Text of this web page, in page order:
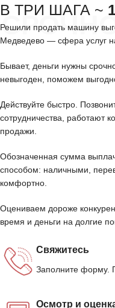
В ТРИ ШАГА ~
Решили продать машину
Медведево — сфера услуг
Бывает, деньги нужны
невыгоден, поможем
Действуйте быстро.
сотрудничества, работают
продажи.
Обозначенная сумма
способом: наличными,
комфортно.
Оцениваем дороже
время и деньги на долгие
Свяжитесь
Заполните форму.
Осмотр и